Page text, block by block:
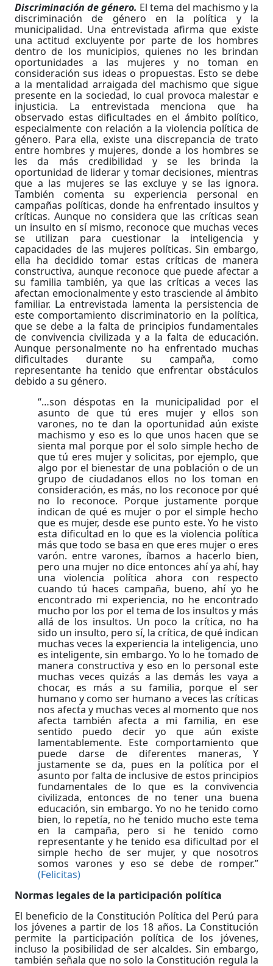
Discriminación de género. El tema del machismo y la
discriminación de género en la política y la
municipalidad. Una entrevistada afirma que existe
una actitud excluyente por parte de los hombres
dentro de los municipios, quienes no les brindan
oportunidades a las mujeres y no toman en
consideración sus ideas o propuestas. Esto se debe
a la mentalidad arraigada del machismo que sigue
presente en la sociedad, lo cual provoca malestar e
injusticia. La entrevistada menciona que ha
observado estas dificultades en el ámbito político,
especialmente con relación a la violencia política de
género. Para ella, existe una discrepancia de trato
entre hombres y mujeres, donde a los hombres se
les da más credibilidad y se les brinda la
oportunidad de liderar y tomar decisiones, mientras
que a las mujeres se las excluye y se las ignora.
También comenta su experiencia personal en
campañas políticas, donde ha enfrentado insultos y
críticas. Aunque no considera que las críticas sean
un insulto en sí mismo, reconoce que muchas veces
se utilizan para cuestionar la inteligencia y
capacidades de las mujeres políticas. Sin embargo,
ella ha decidido tomar estas críticas de manera
constructiva, aunque reconoce que puede afectar a
su familia también, ya que las críticas a veces las
afectan emocionalmente y esto trasciende al ámbito
familiar. La entrevistada lamenta la persistencia de
este comportamiento discriminatorio en la política,
que se debe a la falta de principios fundamentales
de convivencia civilizada y a la falta de educación.
Aunque personalmente no ha enfrentado muchas
dificultades durante su campaña, como
representante ha tenido que enfrentar obstáculos
debido a su género.
“…son déspotas en la municipalidad por el
asunto de que tú eres mujer y ellos son
varones, no te dan la oportunidad aún existe
machismo y eso es lo que unos hacen que se
sienta mal porque por el solo simple hecho de
que tú eres mujer y solicitas, por ejemplo, que
algo por el bienestar de una población o de un
grupo de ciudadanos ellos no los toman en
consideración, es más, no los reconoce por qué
no lo reconoce. Porque justamente porque
indican de qué es mujer o por el simple hecho
que es mujer, desde ese punto este. Yo he visto
esta dificultad en lo que es la violencia política
más que todo se basa en que eres mujer o eres
varón. entre varones, íbamos a hacerlo bien,
pero una mujer no dice entonces ahí ya ahí, hay
una violencia política ahora con respecto
cuando tú haces campaña, bueno, ahí yo he
encontrado mi experiencia, no he encontrado
mucho por los por el tema de los insultos y más
allá de los insultos. Un poco la crítica, no ha
sido un insulto, pero sí, la crítica, de qué indican
muchas veces la experiencia la inteligencia, uno
es inteligente, sin embargo. Yo lo he tomado de
manera constructiva y eso en lo personal este
muchas veces quizás a las demás les vaya a
chocar, es más a su familia, porque el ser
humano y como ser humano a veces las críticas
nos afecta y muchas veces al momento que nos
afecta también afecta a mi familia, en ese
sentido puedo decir yo que aún existe
lamentablemente. Este comportamiento que
puede darse de diferentes maneras, Y
justamente se da, pues en la política por el
asunto por falta de inclusive de estos principios
fundamentales de lo que es la convivencia
civilizada, entonces de no tener una buena
educación, sin embargo. Yo no he tenido como
bien, lo repetía, no he tenido mucho este tema
en la campaña, pero si he tenido como
representante y he tenido esa dificultad por el
simple hecho de ser mujer, y que nosotros
somos varones y eso se debe de romper.”
(Felicitas)
Normas legales de la participación política
El beneficio de la Constitución Política del Perú para
los jóvenes a partir de los 18 años. La Constitución
permite la participación política de los jóvenes,
incluso la posibilidad de ser alcaldes. Sin embargo,
también señala que no solo la Constitución regula la